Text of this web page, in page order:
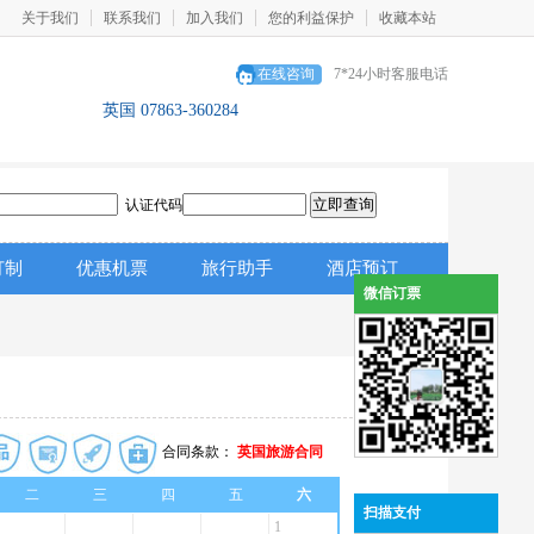
关于我们 联系我们 加入我们 您的利益保护 收藏本站
在线咨询 7*24小时客服电话
英国 07863-360284
认证代码
优惠机票 旅行助手 酒店预订
合同条款： 英国旅游合同
微信订票
扫描支付
六
五
四
三
二
1